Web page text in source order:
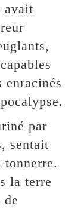
avait
enracinés
par
sentait
tonnerre.
la terre
de